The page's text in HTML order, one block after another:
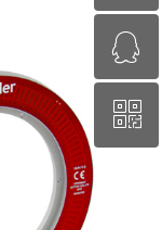
010-62311872
ꁗ
QQ客服
ꀥ